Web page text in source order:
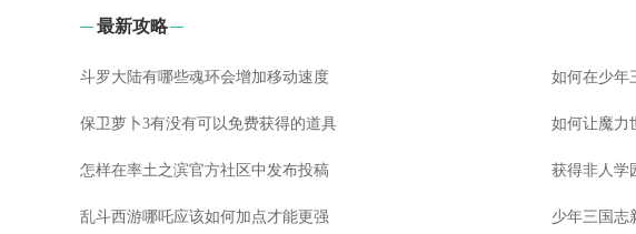
最新攻略
斗罗大陆有哪些魂环会增加移动速度 如何在少年
保卫萝卜3有没有可以免费获得的道具 如何让魔力
怎样在率土之滨官方社区中发布投稿 获得非人学
乱斗西游哪吒应该如何加点才能更强 少年三国志